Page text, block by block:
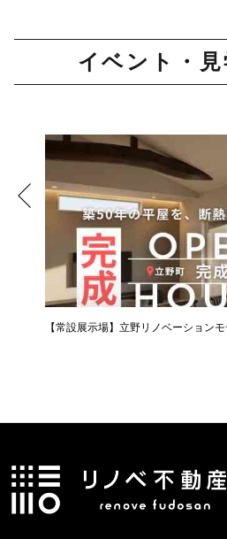
イベント・見
【常設展示場】立野リノベーション